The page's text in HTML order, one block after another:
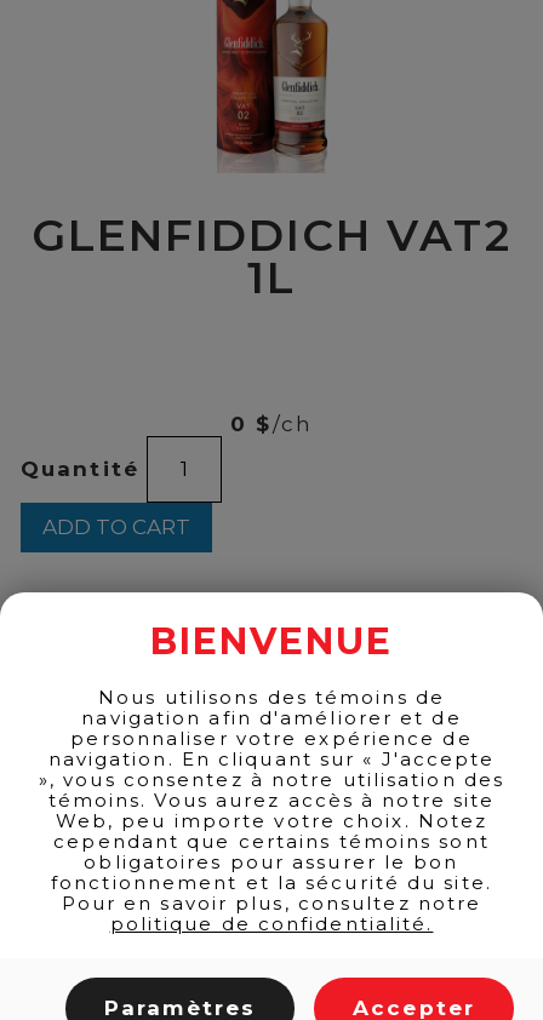
GLENFIDDICH VAT2
1L
0 $ /ch
Quantité
GLENFIDDICH
VAT2
quantity
ADD TO CART
BACK TO PRODUCTSBIENVENUE
Nous utilisons des témoins de
navigation afin d'améliorer et de
personnaliser votre expérience de
navigation. En cliquant sur « J'accepte
», vous consentez à notre utilisation des
témoins. Vous aurez accès à notre site
Web, peu importe votre choix. Notez
cependant que certains témoins sont
obligatoires pour assurer le bon
fonctionnement et la sécurité du site.
Pour en savoir plus, consultez notre
politique de confidentialité.
Paramètres Accepter